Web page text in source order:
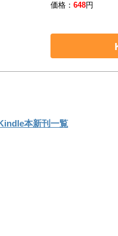
価格：648円
本新刊一覧